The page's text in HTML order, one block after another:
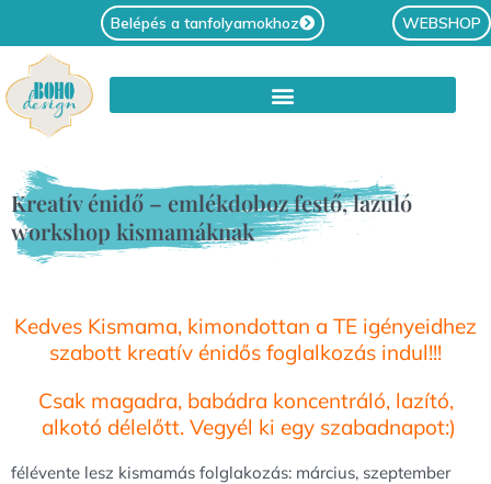
Belépés a tanfolyamokhoz WEBSHOP
Kreatív énidő – emlékdoboz festő, lazuló
workshop kismamáknak
Kedves Kismama, kimondottan a TE igényeidhez
szabott kreatív énidős foglalkozás indul!!!
Csak magadra, babádra koncentráló, lazító,
alkotó délelőtt. Vegyél ki egy szabadnapot:)
félévente lesz kismamás folglakozás: március, szeptember